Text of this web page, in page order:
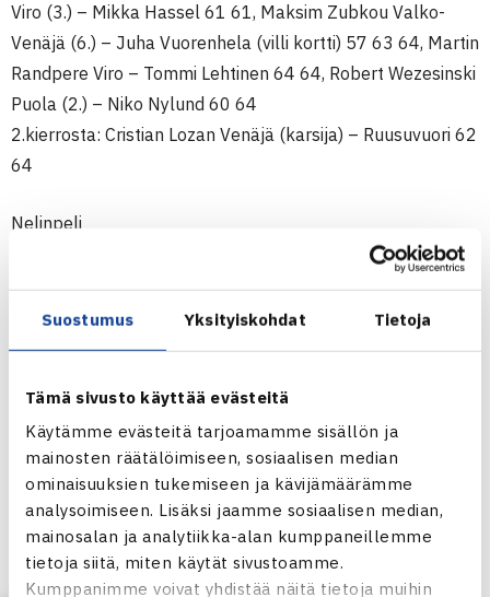
Suostumus Yksityiskohdat Tietoja
Tämä sivusto käyttää evästeitä
Käytämme evästeitä tarjoamamme sisällön ja
mainosten räätälöimiseen, sosiaalisen median
ominaisuuksien tukemiseen ja kävijämäärämme
analysoimiseen. Lisäksi jaamme sosiaalisen median,
mainosalan ja analytiikka-alan kumppaneillemme
tietoja siitä, miten käytät sivustoamme.
Kumppanimme voivat yhdistää näitä tietoja muihin
Viro (3.) – Mikka Hassel 61 61, Maksim Zubkou Valko-
Venäjä (6.) – Juha Vuorenhela (villi kortti) 57 63 64, Martin
Randpere Viro – Tommi Lehtinen 64 64, Robert Wezesinski
Puola (2.) – Niko Nylund 60 64
2.kierrosta: Cristian Lozan Venäjä (karsija) – Ruusuvuori 62
64
Nelinpeli
1.kierrosta: Tommi Lehtinen/Niko Nylund – Nikolai
Sharikhin/Oleg Turtsov Venäjä 63 61, Tony Perola/Juha
Vuorenhela – Mayeul Darras Ranska/Sergey Pogosyan
Venäjä 26 64 [10-6], Zizou Bergs Saksa/Christian Linge
Butulija Serbia/Benjamin Graber Itävalta – Ville
Perkola/Ilari Vesanen 62 26 [10-5]
Puolivälieriä: Anatolii Rainin Ukraina/Emil Ruusuvuori (1.) –
Lehtinen/Nylund 62 62, Artur Lindmaa/Kristofer Siimar Viro
– Petrola/Vuorenhela 62 61
Välieriä: Rainin/Ruusuvuori – Lindmaa/Siimar 76(5) 67(3)
[10-1]